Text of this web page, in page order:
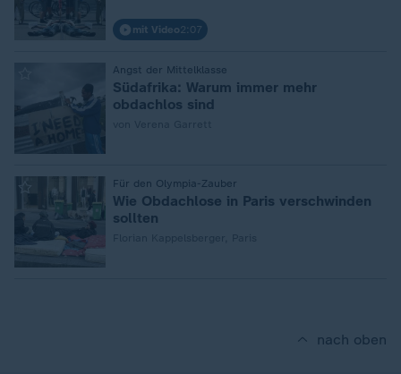
mit Video2:07
Angst der Mittelklasse
Südafrika: Warum immer mehr
obdachlos sind
Für den Olympia-Zauber
Wie Obdachlose in Paris verschwinden
sollten
nach oben